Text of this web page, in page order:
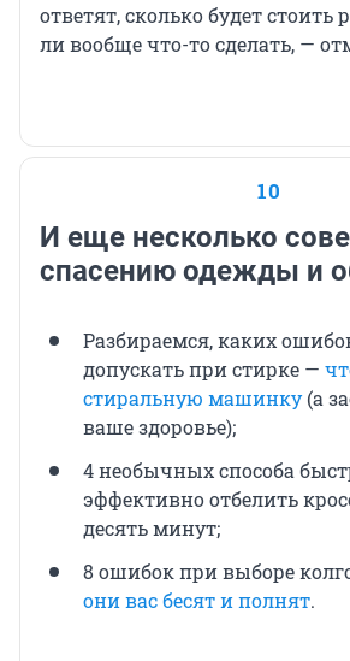
ответят, сколько будет
ли вообще что-то сделать, —
10
И еще несколько
спасению одежды и
Разбираемся, каких
допускать при стирке —
стиральную машинку(а
ваше здоровье);
4 необычных способа
эффективно отбелить
десять минут;
8 ошибок при выборе
они вас бесят и полнят.